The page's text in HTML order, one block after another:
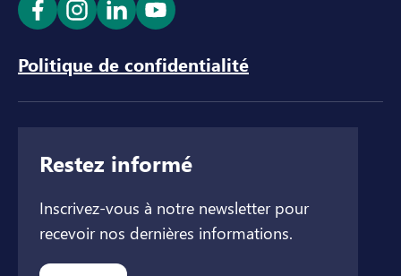
Ouvrir le lien dans un nouvel onglet
Ouvrir le lien dans un nouvel onglet
Ouvrir le lien dans un nouvel
Ouvrir le lien dans un
Politique de confidentialité
Restez informé
Inscrivez-vous à notre newsletter pour
recevoir nos dernières informations.